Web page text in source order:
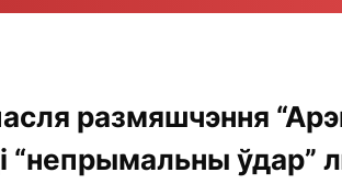
размяшчэння
“непрымальны ўдар”